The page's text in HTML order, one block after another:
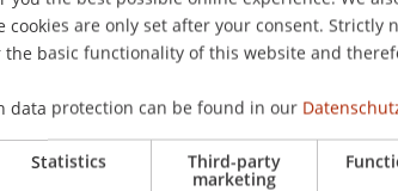
wird gebeten.
cookies are only set after your consent. Strictly
basic functionality of this website and
data protection can be found in our
Statistics Third-party
marketing